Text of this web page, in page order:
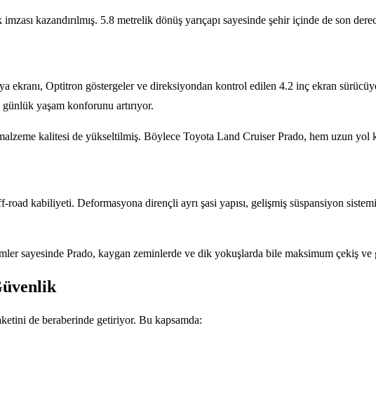
kazandırılmış. 5.8 metrelik dönüş yarıçapı sayesinde şehir içinde de son
ekranı, Optitron göstergeler ve direksiyondan kontrol edilen 4.2 inç ekran
yaşam konforunu artırıyor.
kalitesi de yükseltilmiş. Böylece Toyota Land Cruiser Prado, hem uzun yol
kabiliyeti. Deformasyona dirençli ayrı şasi yapısı, gelişmiş süspansiyon
sayesinde Prado, kaygan zeminlerde ve dik yokuşlarda bile maksimum çekiş ve
de beraberinde getiriyor. Bu kapsamda: